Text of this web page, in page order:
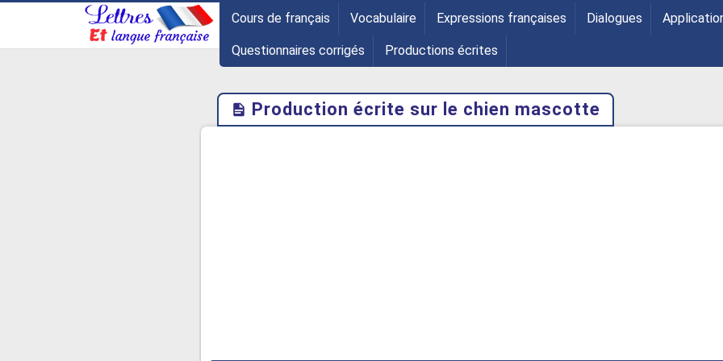
Cours de français Vocabulaire Expressions françaises Dialogues
Questionnaires corrigés Productions écrites
Production écrite sur le chien mascotte